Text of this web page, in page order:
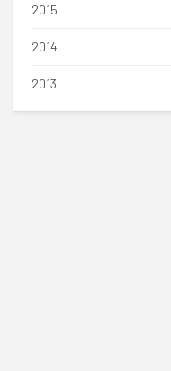
2015
2014
2013